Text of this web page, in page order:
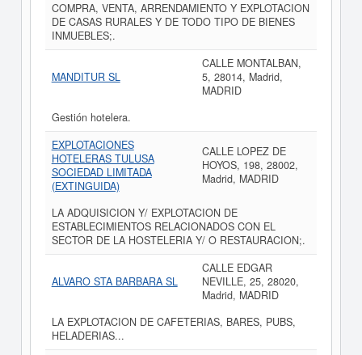
COMPRA, VENTA, ARRENDAMIENTO Y EXPLOTACION
DE CASAS RURALES Y DE TODO TIPO DE BIENES
INMUEBLES;.
MANDITUR SL
CALLE MONTALBAN,
5, 28014, Madrid,
MADRID
Gestión hotelera.
EXPLOTACIONES
HOTELERAS TULUSA
SOCIEDAD LIMITADA
(EXTINGUIDA)
CALLE LOPEZ DE
HOYOS, 198, 28002,
Madrid, MADRID
LA ADQUISICION Y/ EXPLOTACION DE
ESTABLECIMIENTOS RELACIONADOS CON EL
SECTOR DE LA HOSTELERIA Y/ O RESTAURACION;.
ALVARO STA BARBARA SL
CALLE EDGAR
NEVILLE, 25, 28020,
Madrid, MADRID
LA EXPLOTACION DE CAFETERIAS, BARES, PUBS,
HELADERIAS...